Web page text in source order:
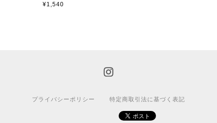
¥1,540
プライバシーポリシー 特定商取引法に基づく表記